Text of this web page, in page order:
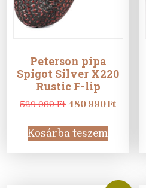
Peterson pipa
Spigot Silver X220
Rustic F-lip
529 089Ft Original
was:
529
089 Ft.
480 990FtCurrent
990 Ft.
Kosárba teszem